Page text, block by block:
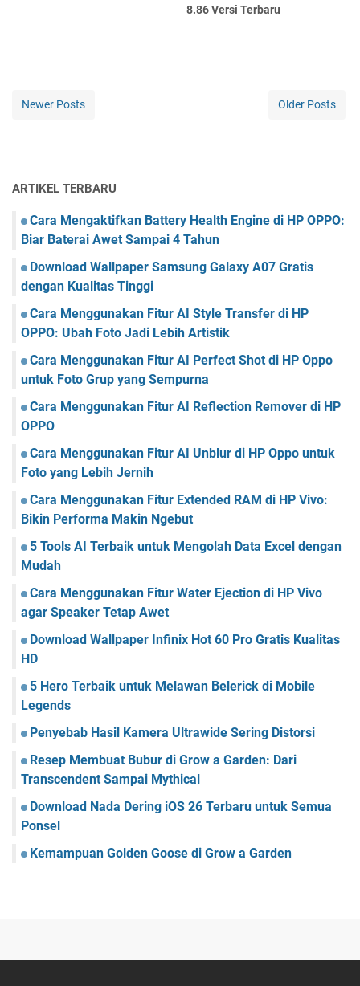
8.86 Versi Terbaru
Newer Posts Older Posts
ARTIKEL TERBARU
Cara Mengaktifkan Battery Health Engine di HP OPPO:
Biar Baterai Awet Sampai 4 Tahun
Download Wallpaper Samsung Galaxy A07 Gratis
dengan Kualitas Tinggi
Cara Menggunakan Fitur AI Style Transfer di HP
OPPO: Ubah Foto Jadi Lebih Artistik
Cara Menggunakan Fitur AI Perfect Shot di HP Oppo
untuk Foto Grup yang Sempurna
Cara Menggunakan Fitur AI Reflection Remover di HP
OPPO
Cara Menggunakan Fitur AI Unblur di HP Oppo untuk
Foto yang Lebih Jernih
Cara Menggunakan Fitur Extended RAM di HP Vivo:
Bikin Performa Makin Ngebut
5 Tools AI Terbaik untuk Mengolah Data Excel dengan
Mudah
Cara Menggunakan Fitur Water Ejection di HP Vivo
agar Speaker Tetap Awet
Download Wallpaper Infinix Hot 60 Pro Gratis Kualitas
HD
5 Hero Terbaik untuk Melawan Belerick di Mobile
Legends
Penyebab Hasil Kamera Ultrawide Sering Distorsi
Resep Membuat Bubur di Grow a Garden: Dari
Transcendent Sampai Mythical
Download Nada Dering iOS 26 Terbaru untuk Semua
Ponsel
Kemampuan Golden Goose di Grow a Garden